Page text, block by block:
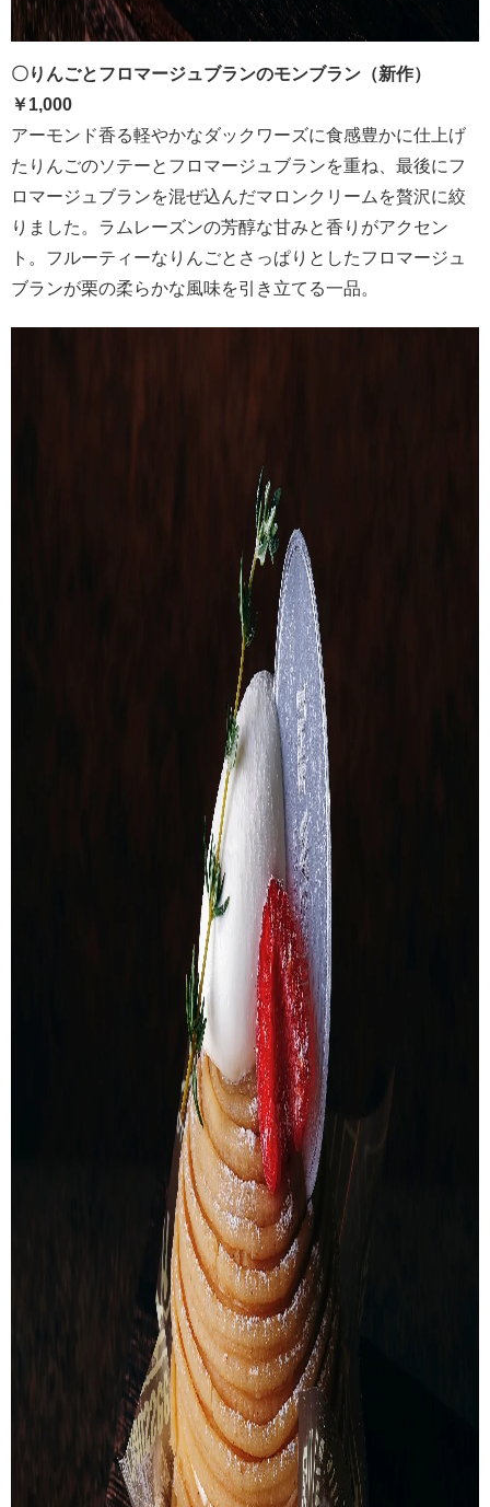
〇りんごとフロマージュブランのモンブラン（新作）
￥1,000
アーモンド香る軽やかなダックワーズに食感豊かに仕上げ
たりんごのソテーとフロマージュブランを重ね、最後にフ
ロマージュブランを混ぜ込んだマロンクリームを贅沢に絞
りました。ラムレーズンの芳醇な甘みと香りがアクセン
ト。フルーティーなりんごとさっぱりとしたフロマージュ
ブランが栗の柔らかな風味を引き立てる一品。